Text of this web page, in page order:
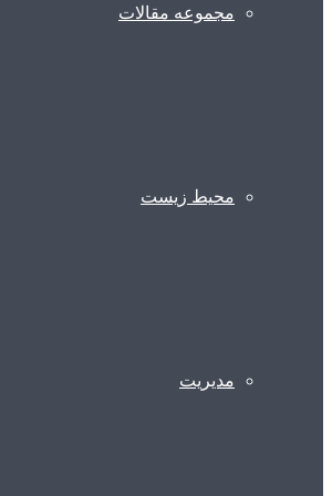
مجموعه مقالات
محیط زیست
مدیریت